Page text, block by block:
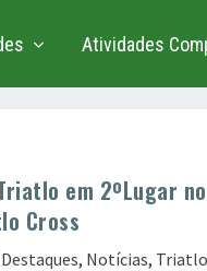
Atividades
em 2ºLugar
Cross
Destaques, Notícias, Triatlo